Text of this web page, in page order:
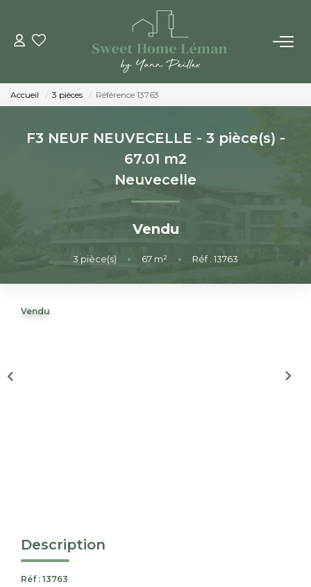
ACHETER
PROGRAMMES NEUFS
ESTIMER EN LIGNE
LES AGENCES
Qui Sommes-Nous
Accueil 3 pièces Référence 13763
F3 NEUF NEUVECELLE - 3 pièce(s) -
67.01 m2
Neuvecelle
Vendu
3 pièce(s) • 67 m² • Réf : 13763
Vendu
Description
Réf : 13763